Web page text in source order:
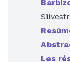
Les